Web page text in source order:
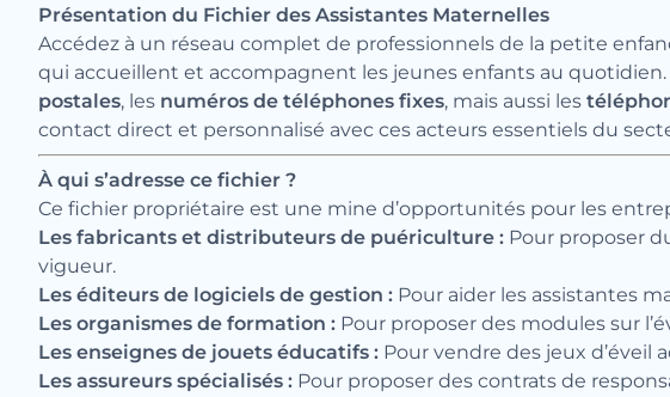
Présentation du Fichier des Assistantes Maternelles
Accédez à un réseau complet de professionnels de la petite
qui accueillent et accompagnent les jeunes enfants au
postales, les numéros de téléphones fixes, mais aussi les
contact direct et personnalisé avec ces acteurs essentiels du
À qui s’adresse ce fichier ?
Ce fichier propriétaire est une mine d’opportunités pour les
Les fabricants et distributeurs de puériculture : Pour proposer
vigueur.
Les éditeurs de logiciels de gestion : Pour aider les assistantes
Les organismes de formation : Pour proposer des modules sur
Les enseignes de jouets éducatifs : Pour vendre des jeux d’éveil
Les assureurs spécialisés : Pour proposer des contrats de